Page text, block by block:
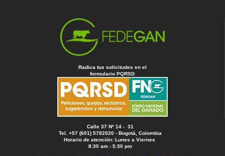
Radica tus solicitudes en el
formulario PQRSD
Calle 37 Nº 14 - 31
Tel. +57 (601) 5782020 - Bogotá, Colombia
Horario de atención: Lunes a Viernes
8:30 am - 5:30 pm